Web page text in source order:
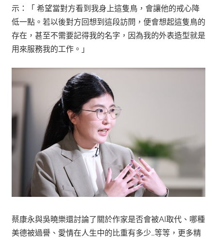
示：「 希望當對方看到我身上這隻鳥，會讓他的戒心降
低一點。若以後對方回想到這段訪問，便會想起這隻鳥的
存在，甚至不需要記得我的名字，因為我的外表造型就是
用來服務我的工作。」
蔡康永與吳曉樂還討論了關於作家是否會被AI取代、哪種
美德被過譽、愛情在人生中的比重有多少…等等，更多精